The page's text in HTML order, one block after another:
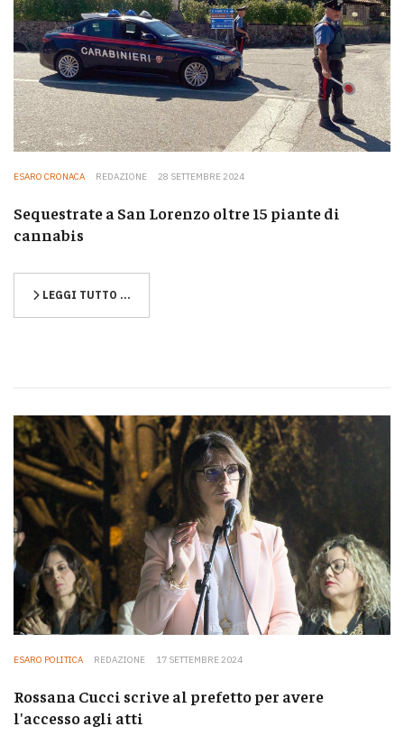
ESARO CRONACA REDAZIONE 28 SETTEMBRE 2024
Sequestrate a San Lorenzo oltre 15 piante di
cannabis
LEGGI TUTTO …
ESARO POLITICA REDAZIONE 17 SETTEMBRE 2024
Rossana Cucci scrive al prefetto per avere
l'accesso agli atti